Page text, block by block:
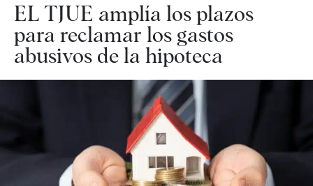
EL TJUE amplía los plazos
para reclamar los gastos
abusivos de la hipoteca